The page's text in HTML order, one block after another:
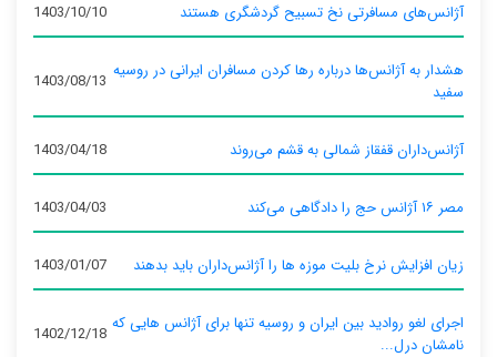
آژانس‌های مسافرتی نخ تسبیح گردشگری هستند 1403/10/10
هشدار به آژانس‌ها درباره رها کردن مسافران ایرانی در روسیه
سفید
1403/08/13
آژانس‌داران قفقاز شمالی به قشم می‌روند 1403/04/18
مصر ۱۶ آژانس حج را دادگاهی می‌کند 1403/04/03
زیان افزایش نرخ بلیت موزه ها را آژانس‌داران باید بدهند 1403/01/07
اجرای لغو روادید بین ایران و روسیه تنها برای آژانس‌ هایی که
نامشان درل...
1402/12/18